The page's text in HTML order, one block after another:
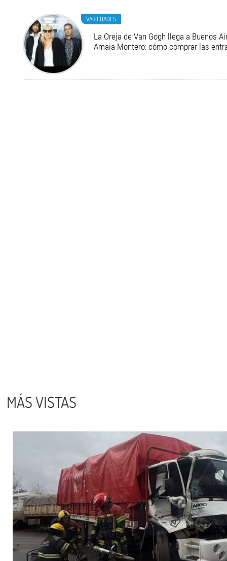
VARIEDADES
La Oreja de Van Gogh llega a Buenos
Amaia Montero: cómo comprar las
MÁS VISTAS